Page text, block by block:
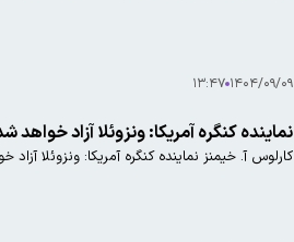
۱۴۰۴/۰۹/۰۹ ۱۳:۴۷
نماینده کنگره آمریکا: ونزوئلا آزاد خواهد
کارلوس آ. خیمنز نماینده کنگره آمریکا: ونزوئلا آزاد